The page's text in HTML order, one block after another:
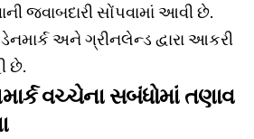
જવાબદારી સોંપવામાં આવી છે.
અને ગ્રીનલેન્ડ દ્વારા આકરી
છે.
વચ્ચેના સબંધોમાં તણાવ